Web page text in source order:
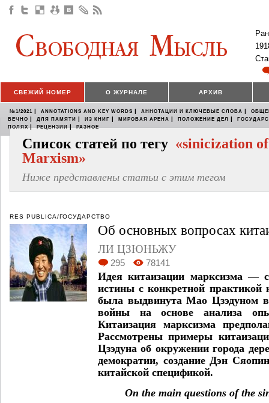
СВЕЖИЙ НОМЕР О ЖУРНАЛЕ АРХИВ
№1/2021 | ANNOTATIONS AND KEY WORDS | АННОТАЦИИ И КЛЮЧЕВЫЕ СЛОВА |
ВЕЧНО | ДЛЯ ПАМЯТИ | ИЗ КНИГ | МИРОВАЯ АРЕНА | ПОЛОЖЕНИЕ ДЕЛ |
ПОЛЯХ | РЕЦЕНЗИИ | РАЗНОЕ
Список статей по тегу «sinicization of
Marxism»
Ниже представлены статьи с этим тегом
RES PUBLICA/ГОСУДАРСТВО
Об основных вопросах
ЛИ ЦЗЮНЬЖУ
295 78141
Идея китаизации марксизма —
истины с конкретной
была выдвинута Мао Цзэдуном в
войны на основе анализа
Китаизация марксизма
Рассмотрены примеры
Цзэдуна об окружении города
демократии, создание Дэн
китайской спецификой.
On the main questions of the